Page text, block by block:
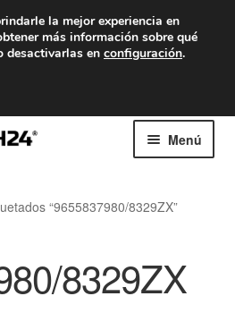
desde 7 EUR
de 9 a. m. a 4 p. m.
Menú
“9655837980/8329ZX”
8329ZX
la mejor experiencia en
más información sobre qué
desactivarlas en configuración.